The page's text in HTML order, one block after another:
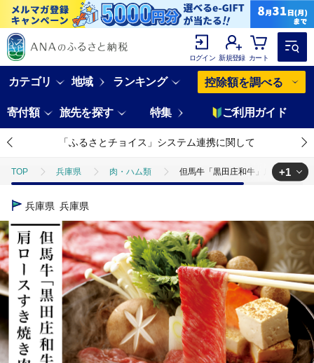
ログイン 新規登録 カート
カテゴリ 地域 ランキング 控除額を調べる
寄付額 旅先を探す 特集 ご利用ガイド
「ふるさとチョイス」システム連携に関して
TOP 兵庫県 肉・ハム類 但馬牛「黒田庄和牛」肩ロースす
TOP
+1
兵庫県 兵庫県